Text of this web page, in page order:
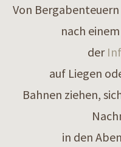
Von
nach
der
auf Liegen
Bahnen ziehen,
in den